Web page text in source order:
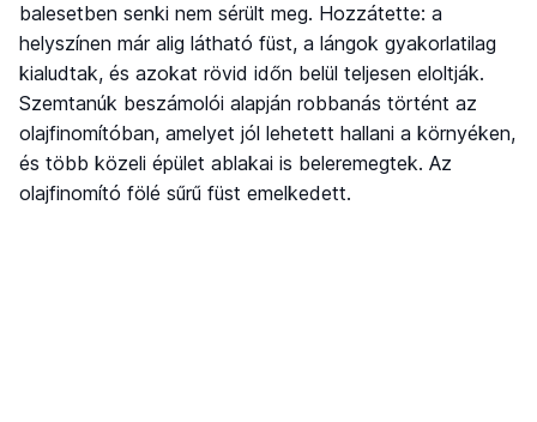
balesetben senki nem sérült meg. Hozzátette: a
helyszínen már alig látható füst, a lángok gyakorlatilag
kialudtak, és azokat rövid időn belül teljesen eloltják.
Szemtanúk beszámolói alapján robbanás történt az
olajfinomítóban, amelyet jól lehetett hallani a környéken,
és több közeli épület ablakai is beleremegtek. Az
olajfinomító fölé sűrű füst emelkedett.